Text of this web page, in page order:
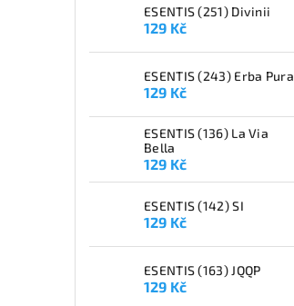
ESENTIS (251) Divinii
129 Kč
ESENTIS (243) Erba Pura
129 Kč
ESENTIS (136) La Via
Bella
129 Kč
ESENTIS (142) SI
129 Kč
ESENTIS (163) JQQP
129 Kč